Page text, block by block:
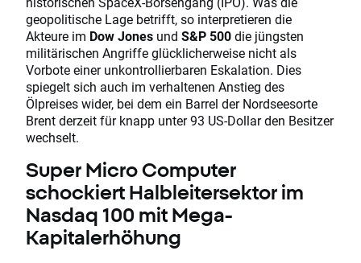
geopolitische Lage betrifft, so interpretieren die
Akteure im Dow Jones und S&P 500die jüngsten
militärischen Angriffe glücklicherweise nicht als
Vorbote einer unkontrollierbaren Eskalation. Dies
spiegelt sich auch im verhaltenen Anstieg des
Ölpreises wider, bei dem ein Barrel der Nordseesorte
Brent derzeit für knapp unter 93 US-Dollar den Besitzer
wechselt.
Super Micro Computer
schockiert Halbleitersektor im
Nasdaq 100 mit Mega-
Kapitalerhöhung